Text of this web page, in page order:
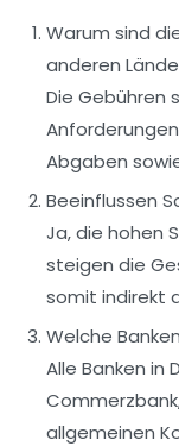
Warum sind
anderen
Die Gebühren
Abgaben
Beeinflussen
Ja, die hohen
steigen die
somit indirekt
Welche
Alle Banken in
allgemeinen